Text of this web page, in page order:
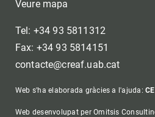
Veure mapa
Tel: +34 93 5811312
Fax: +34 93 5814151
contacte@creaf.uab.cat
Web s'ha elaborada gràcies a l'ajuda:
Web desenvolupat per Omitsis